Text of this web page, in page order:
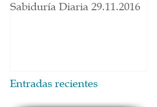
Sabiduría Diaria 29.11.2016
Entradas recientes